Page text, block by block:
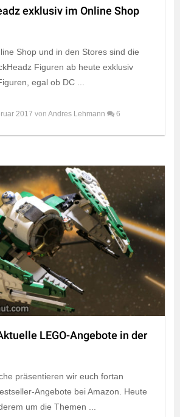
exklusiv im Online Shop
Shop und in den Stores sind die
Figuren ab heute exklusiv
egal ob DC ...
2017 von Andres Lehmann 6
LEGO-Angebote in der
präsentieren wir euch fortan
Angebote bei Amazon. Heute
um die Themen ...